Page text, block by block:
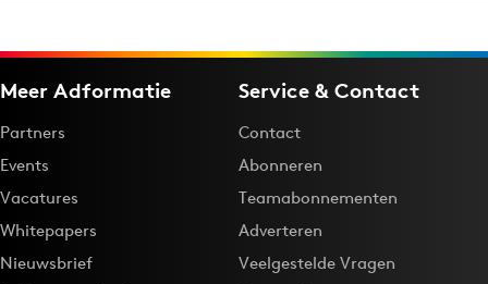
Meer Adformatie
Partners
Events
Vacatures
Whitepapers
Nieuwsbrief
Service & Contact
Contact
Abonneren
Teamabonnementen
Adverteren
Veelgestelde Vragen